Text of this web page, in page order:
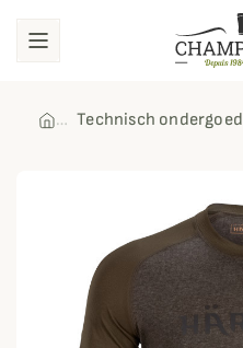
Technisch ondergoed